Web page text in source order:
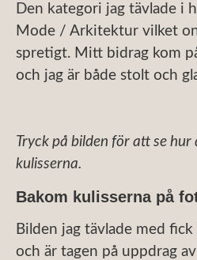
Den kategori jag tävlade i
Mode / Arkitektur vilket
spretigt. Mitt bidrag kom
och jag är både stolt och
Tryck på bilden för att se hur
kulisserna.
Bakom kulisserna på
Bilden jag tävlade med
och är tagen på uppdrag